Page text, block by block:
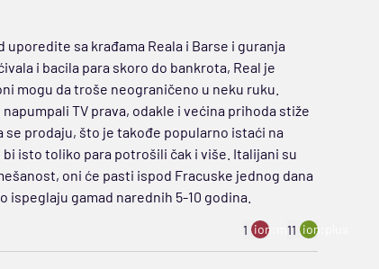
sa krađama Reala i Barse i guranja
i bacila para skoro do bankrota, Real je
mogu da troše neograničeno u neku ruku.
TV prava, odakle i većina prihoda stiže
prodaju, što je takođe popularno istaći na
isto toliko para potrošili čak i više. Italijani su
oni će pasti ispod Fracuske jednog dana
ispeglaju gamad narednih 5-10 godina.
1 ion:minus
11 ion:plus